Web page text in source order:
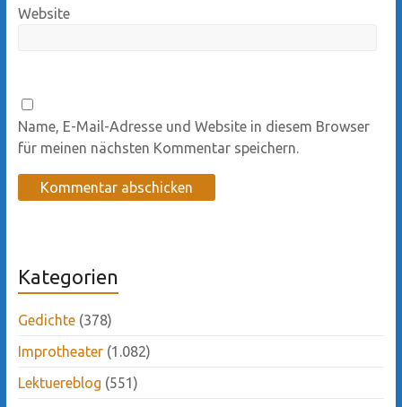
Website
Name, E-Mail-Adresse und Website in diesem Browser
für meinen nächsten Kommentar speichern.
Kategorien
Gedichte(378)
Improtheater(1.082)
Lektuereblog (551)